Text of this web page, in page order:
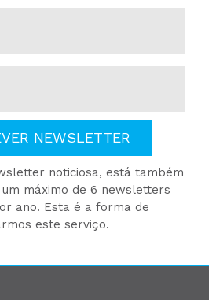
NEWSLETTER
noticiosa, está também
máximo de 6 newsletters
ano. Esta é a forma de
este serviço.